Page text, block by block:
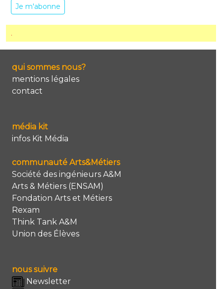
Je m'abonne
.
qui sommes nous?
mentions légales
contact
média kit
infos Kit Média
communauté Arts&Métiers
Société des ingénieurs A&M
Arts & Métiers (ENSAM)
Fondation Arts et Métiers
Rexam
Think Tank A&M
Union des Élèves
nous suivre
Newsletter